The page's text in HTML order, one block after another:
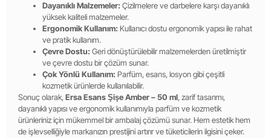
Dayanıklı Malzemeler: Çizilmelere ve darbelere karşı dayanıklı
yüksek kaliteli malzemeler.
Ergonomik Kullanım: Kullanıcı dostu ergonomik yapısı ile rahat
ve pratik kullanım.
Çevre Dostu: Geri dönüştürülebilir malzemelerden üretilmiştir
ve çevre dostu bir çözüm sunar.
Çok Yönlü Kullanım: Parfüm, esans, losyon gibi çeşitli
kozmetik ürünlerde kullanılabilir.
Sonuç olarak, Ersa Esans Şişe Amber – 50 ml, zarif tasarımı,
dayanıklı yapısı ve ergonomik kullanımıyla parfüm ve kozmetik
ürünleriniz için mükemmel bir ambalaj çözümü sunar. Hem estetik hem
de işlevselliğiyle markanızın prestijini artırır ve tüketicilerin ilgisini çeker.